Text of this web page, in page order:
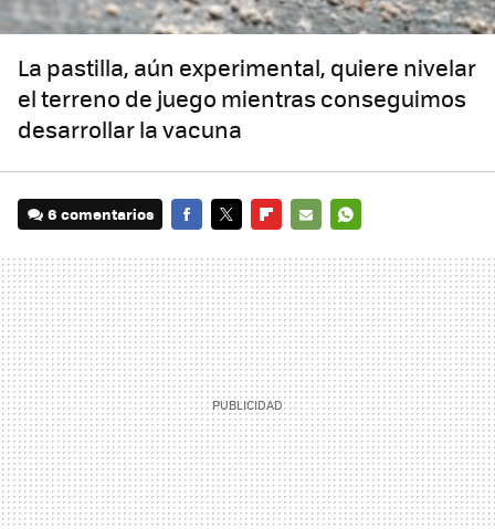
La pastilla, aún experimental, quiere nivelar
el terreno de juego mientras conseguimos
desarrollar la vacuna
6 comentarios
MAIL